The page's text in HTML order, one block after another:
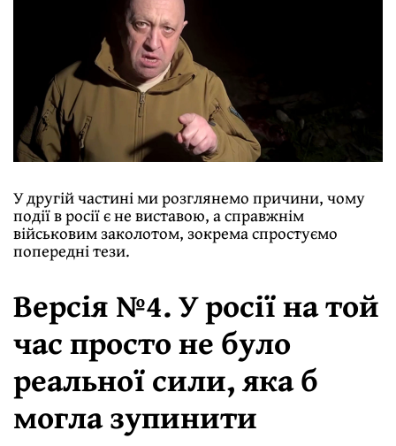
У другій частині ми розглянемо причини, чому
події в росії є не виставою, а справжнім
військовим заколотом, зокрема спростуємо
попередні тези.
Версія №4. У росії на той
час просто не було
реальної сили, яка б
могла зупинити